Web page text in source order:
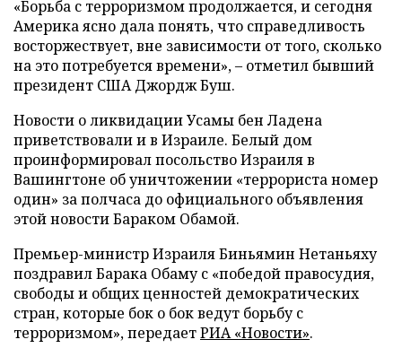
«Борьба с терроризмом продолжается, и сегодня
Америка ясно дала понять, что справедливость
восторжествует, вне зависимости от того, сколько
на это потребуется времени»,– отметил бывший
президент США Джордж Буш.
Новости о ликвидации Усамы бен Ладена
приветствовали и в Израиле. Белый дом
проинформировал посольство Израиля в
Вашингтоне об уничтожении «террориста номер
один» за полчаса до официального объявления
этой новости Бараком Обамой.
Премьер-министр Израиля Биньямин Нетаньяху
поздравил Барака Обаму с «победой правосудия,
свободы и общих ценностей демократических
стран, которые бок о бок ведут борьбу с
терроризмом», передаетРИА «Новости».